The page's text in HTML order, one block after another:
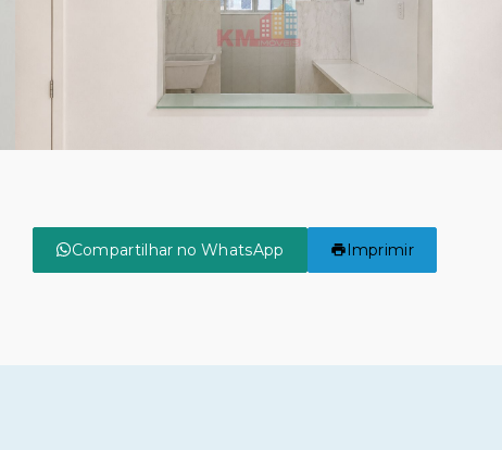
Compartilhar no WhatsApp Imprimir